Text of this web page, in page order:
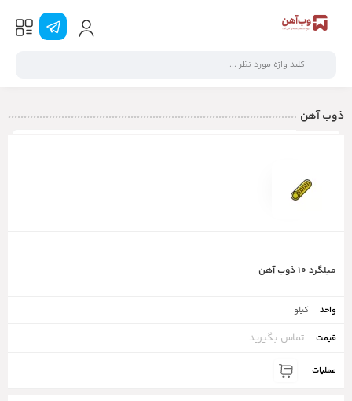
ذوب آهن
میلگرد ۱۰ ذوب آهن
کیلو
تماس بگیرید